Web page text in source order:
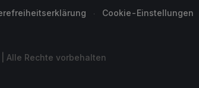
Cookie-Einstellungen
Alle Rechte vorbehalten